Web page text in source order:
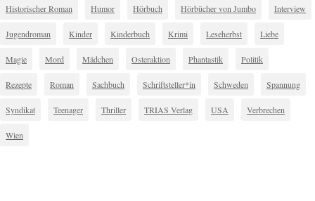
Historischer Roman Humor Hörbuch Hörbücher von Jumbo Interview
Jugendroman Kinder Kinderbuch Krimi Leseherbst Liebe
Magie Mord Mädchen Osteraktion Phantastik Politik
Rezepte Roman Sachbuch Schriftsteller*in Schweden Spannung
Syndikat Teenager Thriller TRIAS Verlag USA Verbrechen
Wien